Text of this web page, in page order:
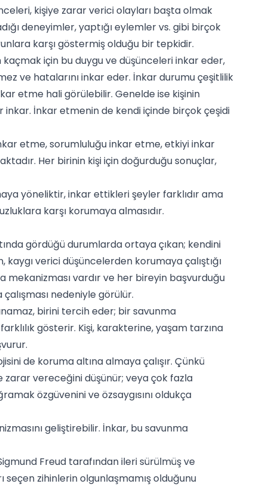
kişiye zarar verici olayları başta olmak
deneyimler, yaptığı eylemler vs. gibi birçok
karşı göstermiş olduğu bir tepkidir.
için bu duygu ve düşünceleri inkar eder,
ve hatalarını inkar eder. İnkar durumu çeşitlilik
etme hali görülebilir. Genelde ise kişinin
inkar. İnkar etmenin de kendi içinde birçok çeşidi
etme, sorumluluğu inkar etme, etkiyi inkar
Her birinin kişi için doğurduğu sonuçlar,
yöneliktir, inkar ettikleri şeyler farklıdır ama
karşı korumaya almasıdır.
gördüğü durumlarda ortaya çıkan; kendini
verici düşüncelerden korumaya çalıştığı
mekanizması vardır ve her bireyin başvurduğu
nedeniyle görülür.
birini tercih eder; bir savunma
gösterir. Kişi, karakterine, yaşam tarzına
de koruma altına almaya çalışır. Çünkü
zarar vereceğini düşünür; veya çok fazla
özgüvenini ve özsaygısını oldukça
geliştirebilir. İnkar, bu savunma
Freud tarafından ileri sürülmüş ve
seçen zihinlerin olgunlaşmamış olduğunu